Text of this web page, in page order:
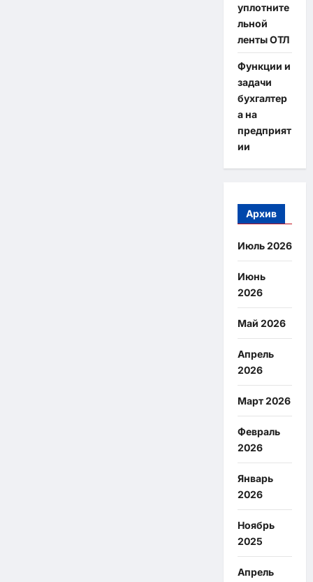
уплотните
льной
ленты ОТЛ
Функции и
задачи
бухгалтер
а на
предприят
ии
Архив
Июль 2026
Июнь
2026
Май 2026
Апрель
2026
Март 2026
Февраль
2026
Январь
2026
Ноябрь
2025
Апрель